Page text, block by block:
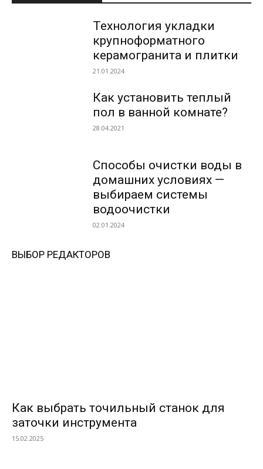
Технология укладки
крупноформатного
керамогранита и плитки
21.01.2024
Как установить теплый
пол в ванной комнате?
28.04.2021
Способы очистки воды в
домашних условиях —
выбираем системы
водоочистки
02.01.2024
ВЫБОР РЕДАКТОРОВ
Как выбрать точильный станок для
заточки инструмента
15.02.2025